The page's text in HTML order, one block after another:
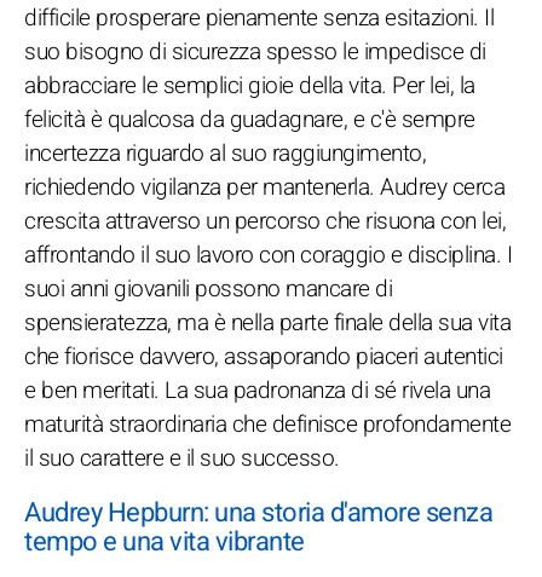
difficile prosperare pienamente senza esitazioni. Il
suo bisogno di sicurezza spesso le impedisce di
abbracciare le semplici gioie della vita. Per lei, la
felicità è qualcosa da guadagnare, e c'è sempre
incertezza riguardo al suo raggiungimento,
richiedendo vigilanza per mantenerla. Audrey cerca
crescita attraverso un percorso che risuona con lei,
affrontando il suo lavoro con coraggio e disciplina. I
suoi anni giovanili possono mancare di
spensieratezza, ma è nella parte finale della sua vita
che fiorisce davvero, assaporando piaceri autentici
e ben meritati. La sua padronanza di sé rivela una
maturità straordinaria che definisce profondamente
il suo carattere e il suo successo.
Audrey Hepburn: una storia d'amore senza
tempo e una vita vibrante